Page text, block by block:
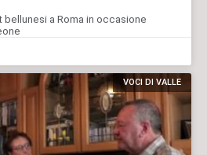
a Roma in occasione
VOCI DI VALLE